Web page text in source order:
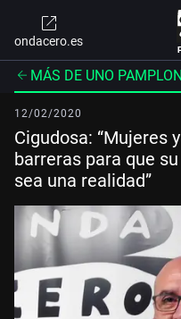
ondacero.es
MÁS DE UNO
12/02/2020
Cigudosa: “Mujeres
barreras para que
sea una realidad”